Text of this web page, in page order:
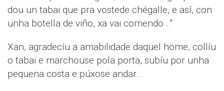
dou un tabai que pra vostede chégalle, e así, con
unha botella de viño, xa vai comendo..."
Xan, agradecíu a amabilidade daquel home, collíu
o tabai e marchouse pola porta, subíu por unha
pequena costa e púxose andar...